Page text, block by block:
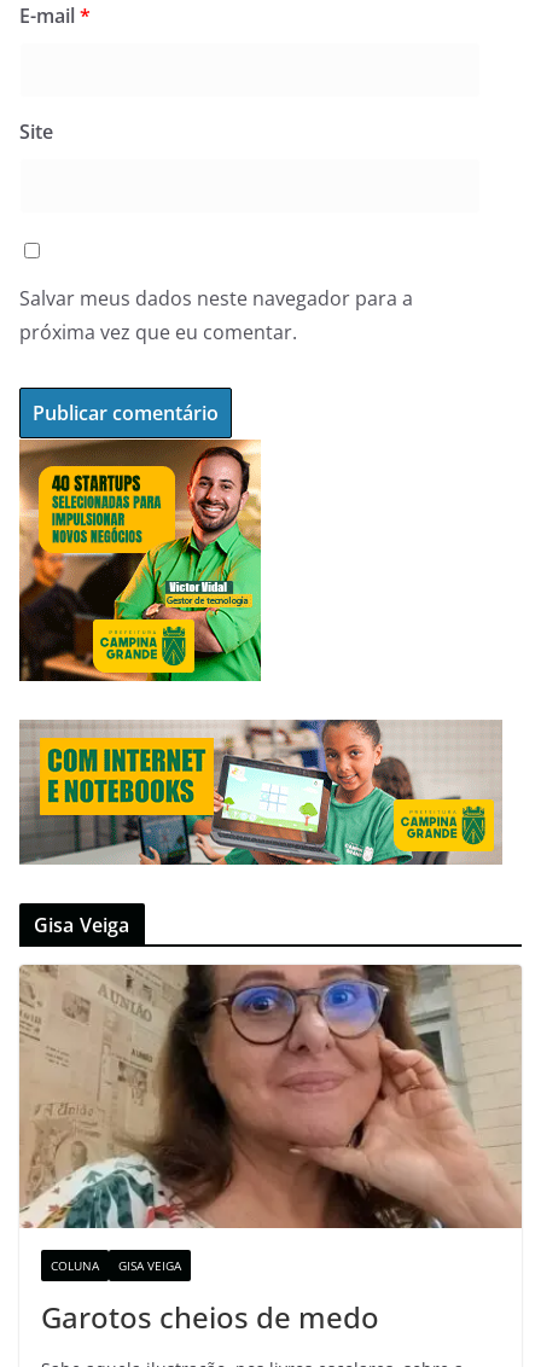
E-mail*
Site
Salvar meus dados neste navegador para a
próxima vez que eu comentar.
Gisa Veiga
COLUNA GISA VEIGA
Garotos cheios de medo